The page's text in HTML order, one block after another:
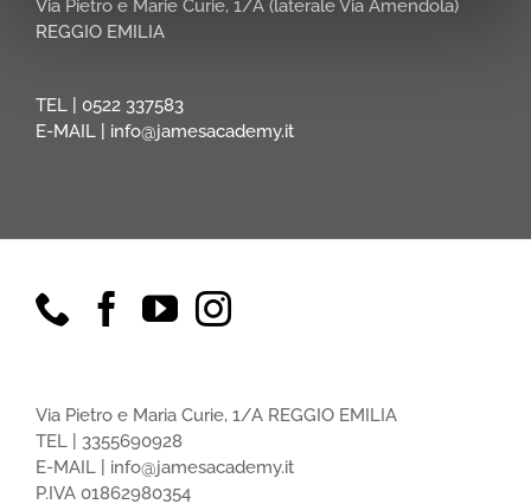
Via Pietro e Marie Curie, 1/A (laterale Via Amendola)
REGGIO EMILIA
TEL | 0522 337583
E-MAIL | info@jamesacademy.it
Via Pietro e Maria Curie, 1/A REGGIO EMILIA
TEL | 3355690928
E-MAIL | info@jamesacademy.it
P.IVA 01862980354